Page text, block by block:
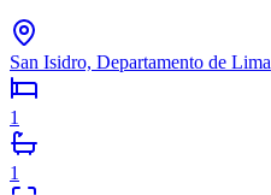
San Isidro, Departamento de Lima
1
1